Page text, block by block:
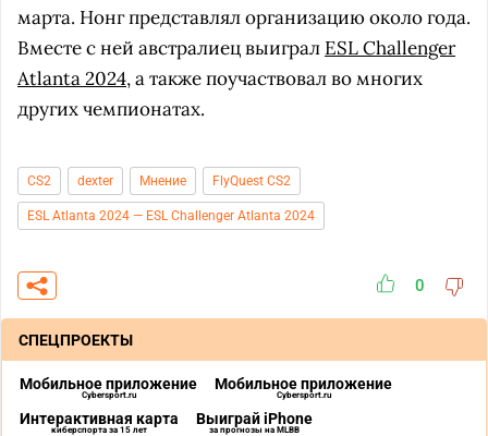
марта. Нонг представлял организацию около года.
Вместе с ней австралиец выиграл ESL Challenger
Atlanta 2024, а также поучаствовал во многих
других чемпионатах.
CS2 dexter Мнение FlyQuest CS2
ESL Atlanta 2024 — ESL Challenger Atlanta 2024
0
СПЕЦПРОЕКТЫ
Мобильное приложение
Cybersport.ru
Мобильное приложение
Cybersport.ru
Интерактивная карта
киберспорта за 15 лет
Выиграй iPhone
за прогнозы на MLBB